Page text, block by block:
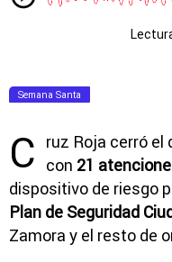
Semana Santa
C
ruz Roja cerró el
con 21
dispositivo de riesgo
Plan de Seguridad
Zamora y el resto de